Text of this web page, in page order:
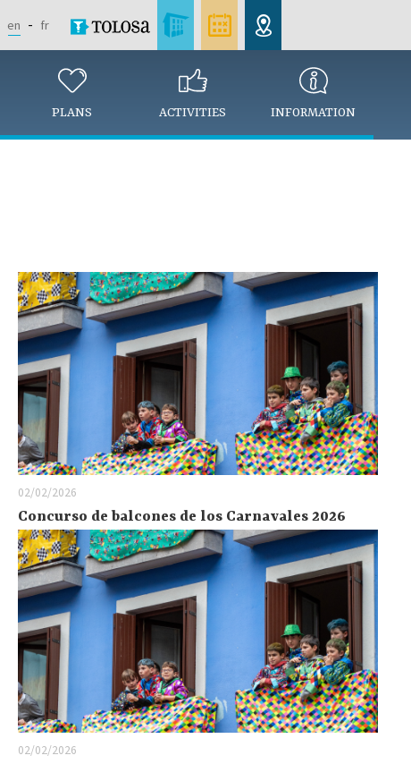
en fr
PLANS ACTIVITIES INFORMATION
02/02/2026
Concurso de balcones de los Carnavales 2026
02/02/2026